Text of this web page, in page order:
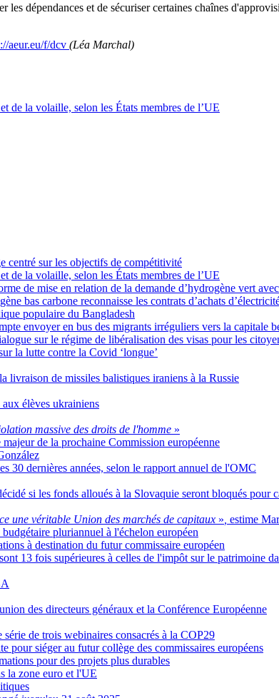
dépendances et de sécuriser certaines chaînes
aeur.eu/f/dcv (Léa Marchal)
de la volaille, selon les États membres de l’UE
centré sur les objectifs de compétitivité
de la volaille, selon les États membres de l’UE
de mise en relation de la demande d’hydrogène vert
bas carbone reconnaisse les contrats d’achats
populaire du Bangladesh
envoyer en bus des migrants irréguliers vers la capitale
sur le régime de libéralisation des visas pour les
la lutte contre la Covid ‘longue’
livraison de missiles balistiques iraniens à la Russie
élèves ukrainiens
massive des droits de l'homme »
de la prochaine Commission européenne
30 dernières années, selon le rapport annuel de l'OMC
si les fonds alloués à la Slovaquie seront bloqués pour
une véritable Union des marchés de capitaux » estime
pluriannuel à l'échelon européen
à destination du futur commissaire européen
13 fois supérieures à celles de l'impôt sur le patrimoine
des directeurs généraux et la Conférence Européenne
série de trois webinaires consacrés à la COP29
pour siéger au futur collège des commissaires européens
pour des projets plus durables
la zone euro et l'UE